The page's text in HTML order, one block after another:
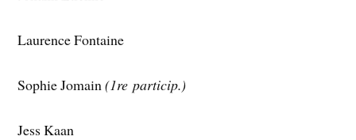
Laurence Fontaine
Sophie Jomain(1re particip.)
Jess Kaan